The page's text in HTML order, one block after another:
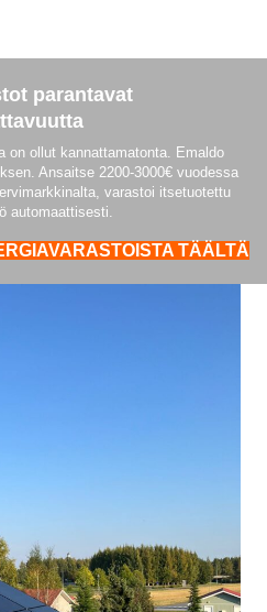
parantavat
on ollut kannattamatonta. Emaldo
Ansaitse 2200-3000€ vuodessa
varastoi itsetuotettu
automaattisesti.
TÄÄLTÄ